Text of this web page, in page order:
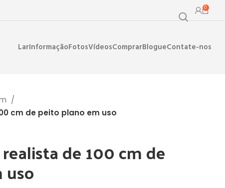
0
LarInformaçãoFotosVídeosComprarBlogueContate-nos
cm de peito plano em uso
de 100 cm de